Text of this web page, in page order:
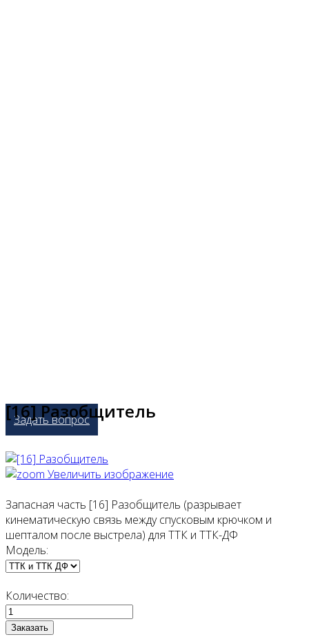
Задать вопрос
[16] Разобщитель
Увеличить изображение
Запасная часть [16] Разобщитель (разрывает
кинематическую связь между спусковым крючком и
шепталом после выстрела) для ТТК и ТТК-ДФ
Модель:
Количество: